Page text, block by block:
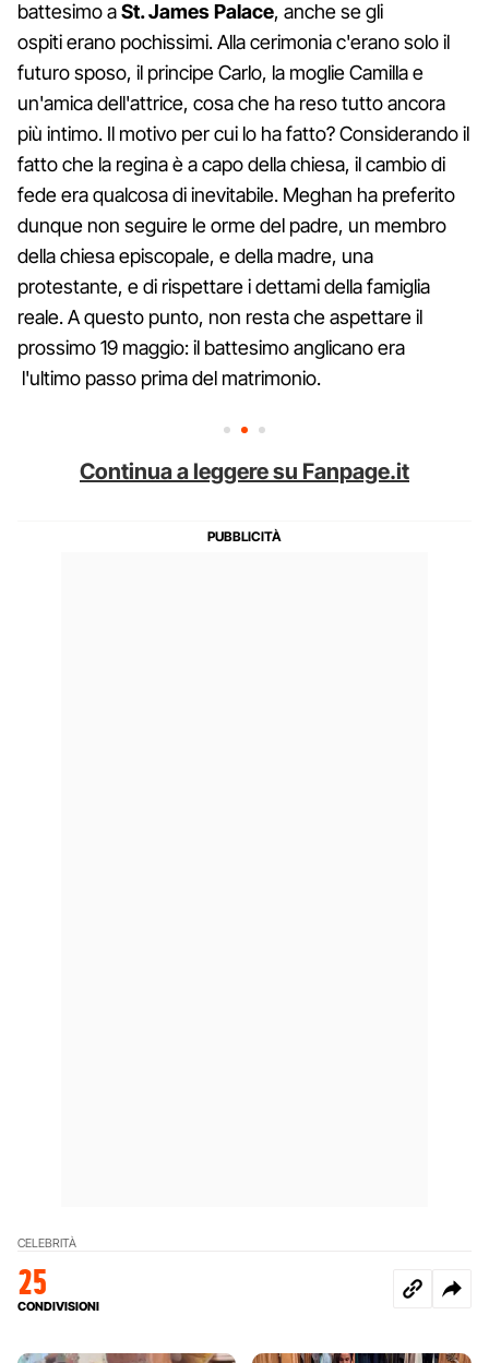
battesimo aSt. James Palace, anche se gli
ospiti erano pochissimi. Alla cerimonia c'erano solo il
futuro sposo, il principe Carlo, la moglie Camilla e
un'amica dell'attrice, cosa che ha reso tutto ancora
più intimo. Il motivo per cui lo ha fatto? Considerando il
fatto che la regina è a capo della chiesa, il cambio di
fede era qualcosa di inevitabile. Meghan ha preferito
dunque non seguire le orme del padre, un membro
della chiesa episcopale, e della madre, una
protestante, e di rispettare i dettami della famiglia
reale. A questo punto, non resta che aspettare il
prossimo 19 maggio: il battesimo anglicano era
l'ultimo passo prima del matrimonio.
Continua a leggere su Fanpage.it
CELEBRITÀ
25
CONDIVISIONI